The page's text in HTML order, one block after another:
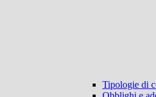
Tipologie di